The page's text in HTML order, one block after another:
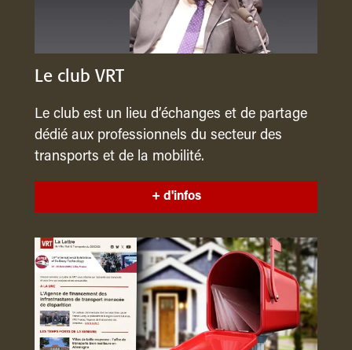
Le club VRT
Le club est un lieu d’échanges et de partage
dédié aux professionnels du secteur des
transports et de la mobilité.
+ d'infos